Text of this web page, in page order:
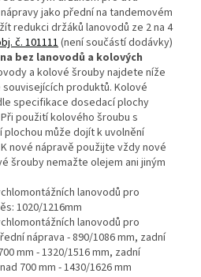
jako přední na tandemovém
redukci držáků lanovodů ze 2 na 4
č. 101111(není součástí dodávky)
bez lanovodů a kolových
a kolové šrouby najdete níže
produktů. Kolové
specifikace dosedací plochy
použití kolového šroubu s
může dojít k uvolnění
nové nápravě použijte vždy nové
šrouby nemažte olejem ani jiným
lanovodů pro
1020/1216mm
lanovodů pro
náprava - 890/1086 mm, zadní
mm - 1320/1516 mm, zadní
700 mm - 1430/1626 mm